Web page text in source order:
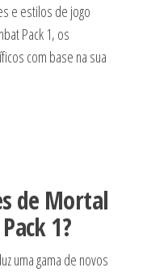
e estilos de jogo
Pack 1, os
com base na sua
de Mortal
1?
uma gama de novos